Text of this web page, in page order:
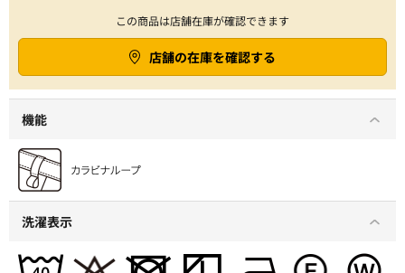
この商品は店舗在庫が確認できます
店舗の在庫を確認する
機能
洗濯表示